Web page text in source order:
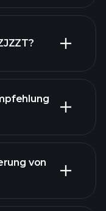
ZJZZT
von